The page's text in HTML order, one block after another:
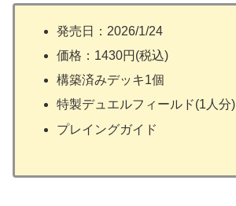
発売日：2026/1/24
価格：1430円(税込)
構築済みデッキ1個
特製デュエルフィールド(1人分)
プレイングガイド